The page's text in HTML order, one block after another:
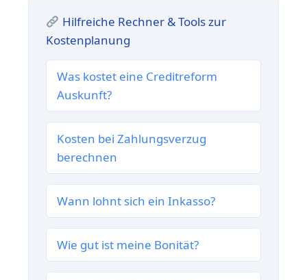
Hilfreiche Rechner & Tools zur
Kostenplanung
Was kostet eine Creditreform
Auskunft?
Kosten bei Zahlungsverzug
berechnen
Wann lohnt sich ein Inkasso?
Wie gut ist meine Bonität?